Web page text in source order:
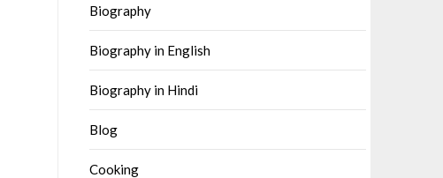
Biography
Biography in English
Biography in Hindi
Blog
Cooking